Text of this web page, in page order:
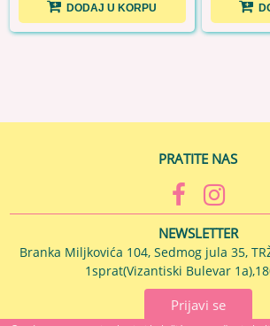
DODAJ U KORPU
PRATITE NAS
NEWSLETTER
Branka Miljkovića 104, Sedmog jula 35,
1sprat(Vizantiski Bulevar
Prijavi se